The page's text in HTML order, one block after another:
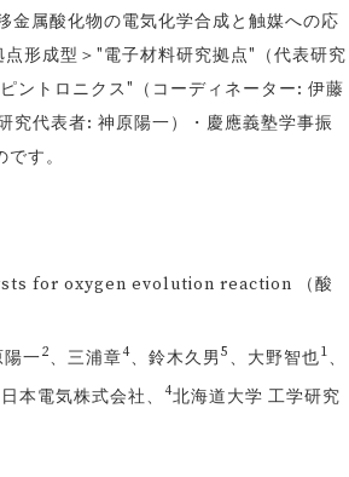
金属酸化物の電気化学合成と触媒への応
形成型＞"電子材料研究拠点"（代表研究
ントロニクス"（コーディネーター: 伊藤
究代表者: 神原陽一）・慶應義塾学事振
す。
for oxygen evolution reaction （酸
陽一2、三浦章4、鈴木久男 5 、大野智也1、
日本電気株式会社、 4北海道大学 工学研究